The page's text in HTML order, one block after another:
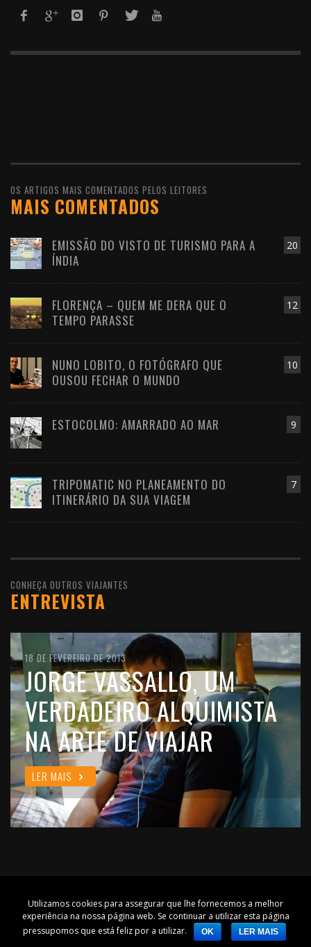
OS ARTIGOS MAIS COMENTADOS PELOS LEITORES
MAIS COMENTADOS
20
EMISSÃO DO VISTO DE TURISMO PARA A
ÍNDIA
12
FLORENÇA – QUEM ME DERA QUE O
TEMPO PARASSE
10
NUNO LOBITO, O FOTÓGRAFO QUE
OUSOU FECHAR O MUNDO
9
ESTOCOLMO: AMARRADO AO MAR
7
TRIPOMATIC NO PLANEAMENTO DO
ITINERÁRIO DA SUA VIAGEM
CONHEÇA OUTROS VIAJANTES
ENTREVISTA
10 DE FEVEREIRO DE 2016
JOÃO LEITÃO, UM
VIAJANTE QUE GOSTA DE
VIVER O MUNDO COMO
ELE É
LER MAIS
18 DE FEVEREIRO DE 2013
JORGE VASSALLO, UM
VERDADEIRO ALQUIMISTA
NA ARTE DE VIAJAR
LER MAIS
11 DE OUTUBRO DE 2012
FILIPE MORATO GOMES,
UM VIAJANTE CHEIO DE
ALMA
LER MAIS
Copyright
© 2011-2016. Todos os direitos reservados.
↑ Ir para o topo
Utilizamos cookies para assegurar que lhe fornecemos a melhor
experiência na nossa página web. Se continuar a utilizar esta página
pressupomos que está feliz por a utilizar.
OK LER MAIS